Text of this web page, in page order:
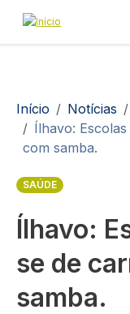
Passar para o
Início Notícias
Ílhavo:
com samba.
SAÚDE
Ílhavo:
se de
samba.